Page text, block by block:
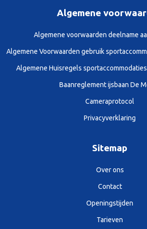
Algemene
Algemene voorwaarden deelname
Algemene Voorwaarden gebruik
Algemene Huisregels
Baanreglement ijsbaan De
Cameraprotocol
Privacyverklaring
Sitemap
Over ons
Contact
Openingstijden
Tarieven